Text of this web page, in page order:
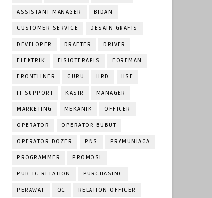
ASSISTANT MANAGER BIDAN
CUSTOMER SERVICE DESAIN GRAFIS
DEVELOPER DRAFTER DRIVER
ELEKTRIK FISIOTERAPIS FOREMAN
FRONTLINER GURU HRD HSE
IT SUPPORT KASIR MANAGER
MARKETING MEKANIK OFFICER
OPERATOR OPERATOR BUBUT
OPERATOR DOZER PNS PRAMUNIAGA
PROGRAMMER PROMOSI
PUBLIC RELATION PURCHASING
PERAWAT QC RELATION OFFICER